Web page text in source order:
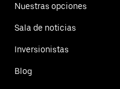
Nuestras opciones
Sala de noticias
Inversionistas
Blog